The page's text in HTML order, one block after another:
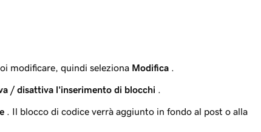
modificare, quindi seleziona Modifica
/ disattiva l'inserimento di blocchi
. Il blocco di codice verrà aggiunto in fondo al post o alla